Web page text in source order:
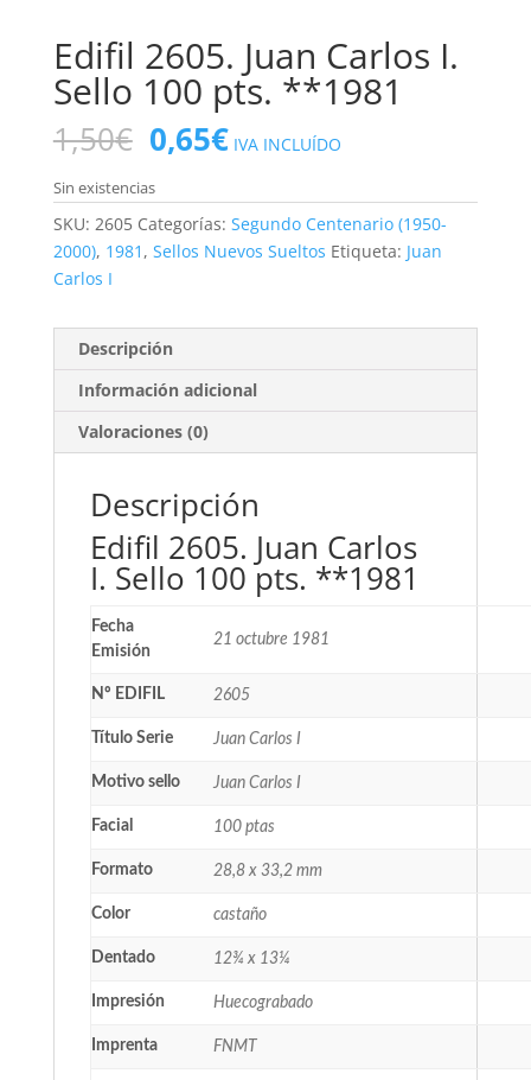
Edifil 2605. Juan Carlos I.
Sello 100 pts. **1981
1,50€ El
precio
original
era:
1,50€.
0,65€El
precio
actual
es:
0,65€.
IVA INCLUÍDO
Sin existencias
SKU: 2605 Categorías: Segundo Centenario (1950-
2000), 1981 , Sellos Nuevos Sueltos Etiqueta: Juan
Carlos I
Descripción
Información adicional
Valoraciones (0)
Descripción
Edifil 2605. Juan Carlos
I. Sello 100 pts. **1981
Fecha
Emisión
21 octubre 1981
Nº EDIFIL 2605
Título Serie Juan Carlos I
Motivo sello Juan Carlos I
Facial 100 ptas
Formato 28,8 x 33,2 mm
Color castaño
Dentado 12¾ x 13¼
Impresión Huecograbado
Imprenta FNMT